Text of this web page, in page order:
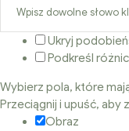
Ukryj
Podkreśl
Wybierz pola, które
Przeciągnij i upuść, aby
Obraz